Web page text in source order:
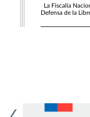
La Fiscalía
Defensa de la